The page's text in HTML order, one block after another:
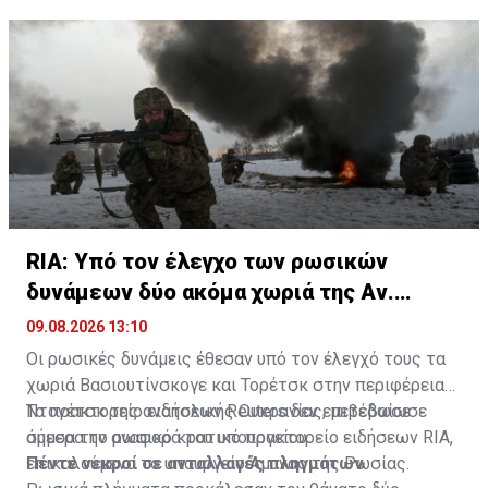
RIA: Υπό τον έλεγχο των ρωσικών
δυνάμεων δύο ακόμα χωριά της Αν.
Ουκρανίας
09.08.2026 13:10
Οι ρωσικές δυνάμεις έθεσαν υπό τον έλεγχό τους τα
χωριά Βασιουτίνσκογε και Τορέτσκ στην περιφέρεια
Ντονέτσκ της ανατολικής Ουκρανίας, μετέδωσε
σήμερα το ρωσικό κρατικό πρακτορείο ειδήσεων RIA,
επικαλούμενο το υπουργείο Άμυνας της Ρωσίας.
Το πρακτορείο ειδήσεων Reuters δεν επιβεβαίωσε
άμεσα την αναφορά του υπουργείου.
Πέντε νεκροί σε ανταλλαγές πληγμάτων